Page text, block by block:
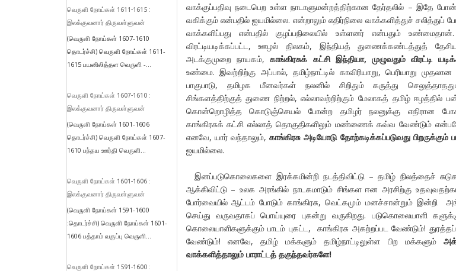
வாக்குப்பதிவு நடைபெற உள்ள நாடாளுமன்றத்திற்கான தேர்தலில் – இதே
வகிக்கும் என்பதில் ஐயமில்லை. என்றாலும் எதிர்நிலை வாக்களித்துச்
வாக்களிப்பது என்பதில் குழப்பநிலையில் உள்ளனர் என்பதும்
விரட்டியடிக்கப்பட்ட, ஊழல் திலகம், இந்தியத் துணைக்கண்டத்துத்
அடக்குமுறை நாயகம்,காங்கிரசுக் கட்சி இந்தியா, முழுவதும் விரட்டி
உண்மை. இவற்றிற்கு அப்பால், தமிழ்நாட்டில் காவிரியாறு, பெரியாறு
பாகுபாடு, தமிழக மீனவர்கள் நலனில் சிறிதும் கருத்து
சிங்களத்திற்குத் துணை நிற்றல், எல்லாவற்றிற்கும் மேலாகத் தமிழ் ஈழத்தில்
கொன்றொழித்த கொடுஞ்செயல் போன்ற தமிழர் நலனுக்கு எதிரான
காங்கிரசுக் கட்சி எல்லாத் தொகுதிகளிலும் மண்ணைக் கவ்வ வேண்டும் என்பதே
எனவே, யார் வந்தாலும்,காங்கிரசு அடியோடு தோற்கடிக்கப்படுவது
ஐயமில்லை.
இனப்படுகொலைகளை இரக்கமின்றி நடத்திவிட்டு – தமிழ் நிலத்தைச்
ஆக்கிவிட்டு – உலக அரங்கில் நாடகமாடும் சிங்கள ஈன அரசிற்கு
போர்வையில் ஆட்டம் போடும் காங்கிரசு, வெட்கமும் மனச்சான்றும் இன்றி
செய்து வருவதாகப் பொய்யுரை புகன்று வருகிறது. படுகொலையாளி
கொலையாளிகளுக்கும் பாடம் புகட்ட, காங்கிரசு அகற்றப்பட வேண்டும்!
வேண்டும்! எனவே, தமிழ் மக்களும் தமிழ்நாட்டிலுள்ள பிற மக்களும்
வாக்களித்தாலும் பாராட்டத் தகுந்தவர்களே!
வெருளி நோய்கள் 1611-1615 :
இலக்குவனார் திருவள்ளுவன்
(வெருளி நோய்கள் 1607-1610
தொடர்ச்சி) வெருளி நோய்கள் 1611-
1615 பயனிலித்தள வெருளி -...
வெருளி நோய்கள் 1607-1610 :
இலக்குவனார் திருவள்ளுவன்
(வெருளி நோய்கள் 1601-1606
தொடர்ச்சி) வெருளி நோய்கள் 1607-
1610 பந்தய ஊர்தி வெருளி...
வெருளி நோய்கள் 1601-1606 :
இலக்குவனார் திருவள்ளுவன்
(வெருளி நோய்கள் 1591-1600
:தொடர்ச்சி) வெருளி நோய்கள் 1601-
1606 பத்தாம் வகுப்பு வெருளி...
வெருளி நோய்கள் 1591-1600 :